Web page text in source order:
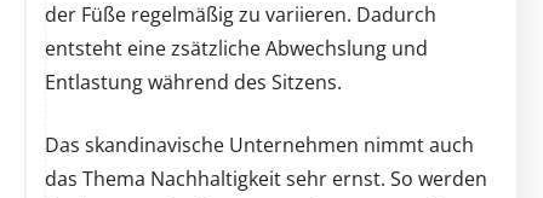
der Füße regelmäßig zu variieren. Dadurch
entsteht eine zsätzliche Abwechslung und
Entlastung während des Sitzens.
Das skandinavische Unternehmen nimmt auch
das Thema Nachhaltigkeit sehr ernst. So werden